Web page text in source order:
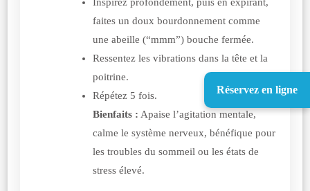
faites un doux bourdonnement comme
une abeille (“mmm”) bouche fermée.
Ressentez les vibrations dans la tête et la
poitrine.
Répétez 5 fois.
Bienfaits : Apaise l’agitation mentale,
calme le système nerveux, bénéfique pour
les troubles du sommeil ou les états de
stress élevé.
Réservez en ligne